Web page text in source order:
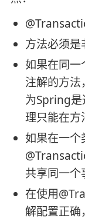
方法必须是
如果在同
注解的方
为Spring是
理只能在方
如果在一个
共享同一个
在使用
解配置正确